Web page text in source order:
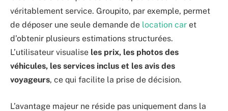
véritablement service. Groupito, par exemple, permet
de déposer une seule demande de location car et
d’obtenir plusieurs estimations structurées.
L’utilisateur visualise les prix, les photos des
véhicules, les services inclus et les avis des
voyageurs, ce qui facilite la prise de décision.
L’avantage majeur ne réside pas uniquement dans la